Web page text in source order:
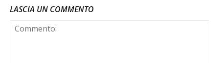
LASCIA UN COMMENTO